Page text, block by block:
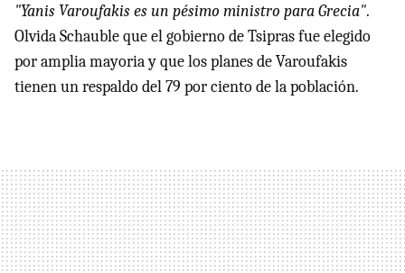
"Yanis Varoufakis es un pésimo ministro para Grecia".
Olvida Schauble que el gobierno de Tsipras fue elegido
por amplia mayoria y que los planes de Varoufakis
tienen un respaldo del 79 por ciento de la población.